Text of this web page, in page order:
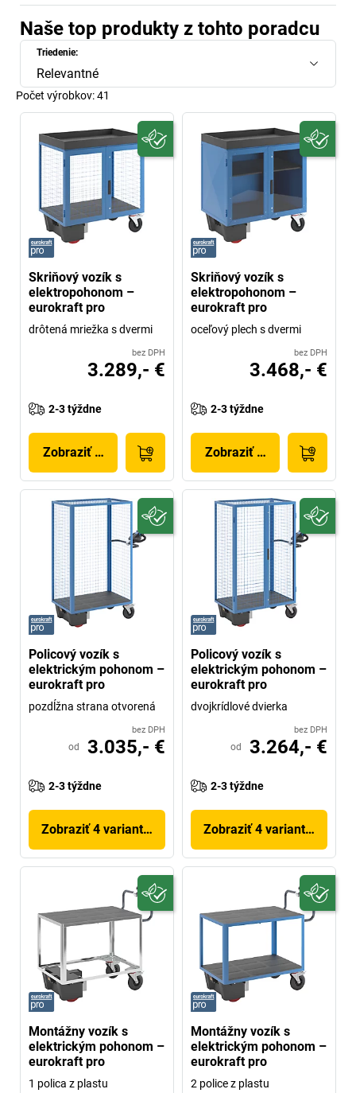
Naše top produkty z tohto poradcu
Triedenie:
Relevantné
Počet výrobkov:41
Skriňový vozík s
elektropohonom –
eurokraft pro
drôtená mriežka s dvermi
bez DPH
3.289,- €
2-3 týždne
Zobraziť produkt
Skriňový vozík s
elektropohonom –
eurokraft pro
oceľový plech s dvermi
bez DPH
3.468,- €
2-3 týždne
Zobraziť produkt
Policový vozík s
elektrickým pohonom –
eurokraft pro
pozdĺžna strana otvorená
bez DPH
od 3.035,- €
2-3 týždne
Zobraziť 4 variantov
Policový vozík s
elektrickým pohonom –
eurokraft pro
dvojkrídlové dvierka
bez DPH
od 3.264,- €
2-3 týždne
Zobraziť 4 variantov
Montážny vozík s
elektrickým pohonom –
eurokraft pro
1 polica z plastu
Montážny vozík s
elektrickým pohonom –
eurokraft pro
2 police z plastu